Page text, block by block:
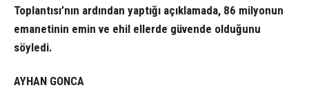
Toplantısı’nın ardından yaptığı açıklamada, 86 milyonun
emanetinin emin ve ehil ellerde güvende olduğunu
söyledi.
AYHAN GONCA